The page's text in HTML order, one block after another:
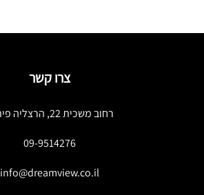
צרו קשר
רחוב משכית 22, הרצליה פיתוח
09-9514276
info@dreamview.co.il